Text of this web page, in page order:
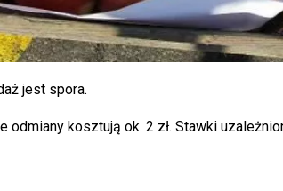
jest spora.
kosztują ok. 2 zł. Stawki